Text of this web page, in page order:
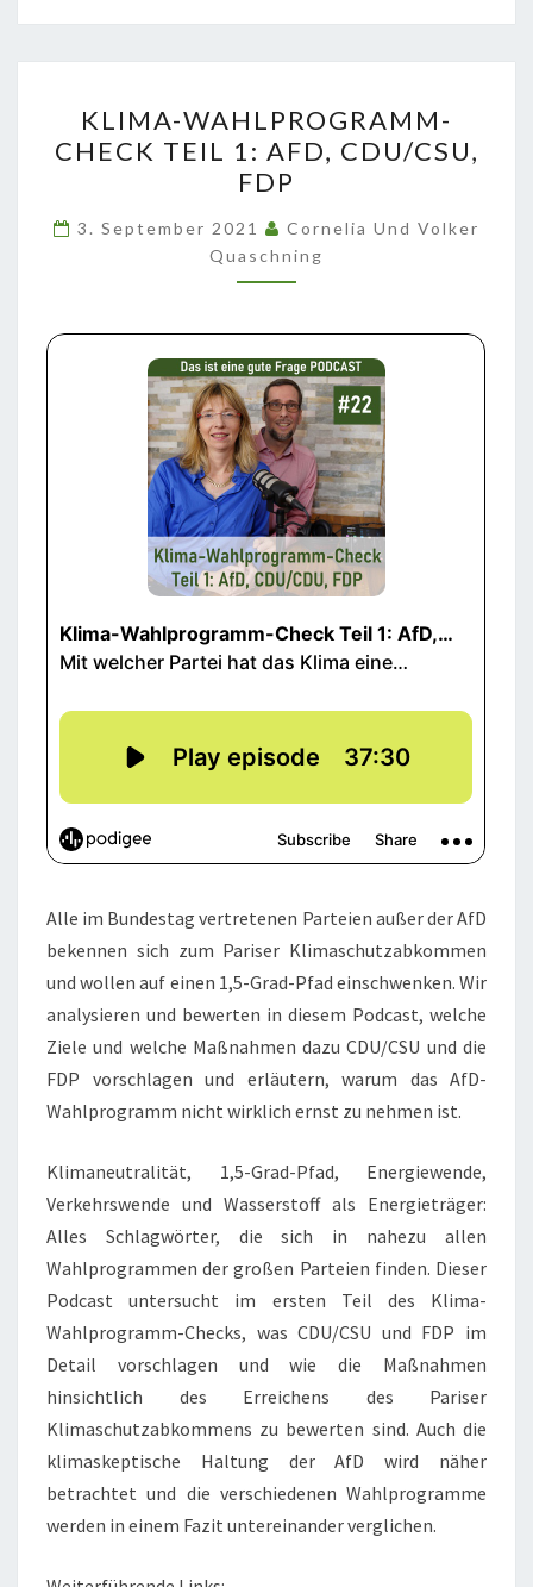
WAHLPROGRAMM-
CHECK
TEIL
1:
AFD,
CDU/CSU,
KLIMA-WAHLPROGRAMM-
CHECK TEIL 1: AFD, CDU/CSU,
FDP
3. September 2021
Cornelia Und Volker
Quaschning
Alle im Bundestag vertretenen Parteien außer der AfD
bekennen sich zum Pariser Klimaschutzabkommen
und wollen auf einen 1,5-Grad-Pfad einschwenken. Wir
analysieren und bewerten in diesem Podcast, welche
Ziele und welche Maßnahmen dazu CDU/CSU und die
FDP vorschlagen und erläutern, warum das AfD-
Wahlprogramm nicht wirklich ernst zu nehmen ist.
Klimaneutralität, 1,5-Grad-Pfad, Energiewende,
Verkehrswende und Wasserstoff als Energieträger:
Alles Schlagwörter, die sich in nahezu allen
Wahlprogrammen der großen Parteien finden. Dieser
Podcast untersucht im ersten Teil des Klima-
Wahlprogramm-Checks, was CDU/CSU und FDP im
Detail vorschlagen und wie die Maßnahmen
hinsichtlich des Erreichens des Pariser
Klimaschutzabkommens zu bewerten sind. Auch die
klimaskeptische Haltung der AfD wird näher
betrachtet und die verschiedenen Wahlprogramme
werden in einem Fazit untereinander verglichen.